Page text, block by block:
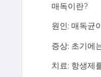
매독이란?
원인: 매독균
증상: 초기에
치료: 항생제